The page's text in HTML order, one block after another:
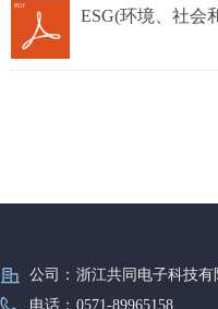
ESG(环境、社会
公司： 浙江共同电子科技有
电话： 0571-89965158